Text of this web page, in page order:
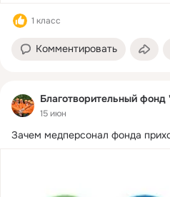
1 класс
Комментировать
Благотворительный
15 июн
Зачем медперсонал фонда